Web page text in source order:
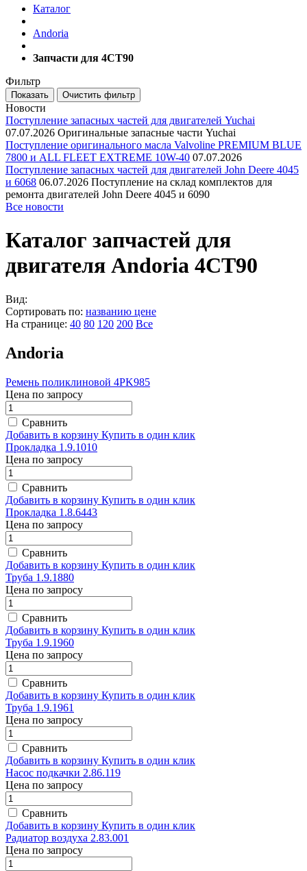
Каталог
Andoria
Запчасти для 4CT90
Фильтр
Новости
Поступление запасных частей для двигателей Yuchai
07.07.2026 Оригинальные запасные части Yuchai
Поступление оригинального масла Valvoline PREMIUM BLUE
7800 и ALL FLEET EXTREME 10W-40 07.07.2026
Поступление запасных частей для двигателей John Deere 4045
и 6068 06.07.2026 Поступление на склад комплектов для
ремонта двигателей John Deere 4045 и 6090
Все новости
Каталог запчастей для
двигателя Andoria 4CT90
Вид:
Сортировать по: названию цене
На странице: 40 80 120 200 Все
Andoria
Ремень поликлиновой 4PK985
Цена по запросу
Сравнить
Добавить в корзину Купить в один клик
Прокладка 1.9.1010
Цена по запросу
Сравнить
Добавить в корзину Купить в один клик
Прокладка 1.8.6443
Цена по запросу
Сравнить
Добавить в корзину Купить в один клик
Труба 1.9.1880
Цена по запросу
Сравнить
Добавить в корзину Купить в один клик
Труба 1.9.1960
Цена по запросу
Сравнить
Добавить в корзину Купить в один клик
Труба 1.9.1961
Цена по запросу
Сравнить
Добавить в корзину Купить в один клик
Насос подкачки 2.86.119
Цена по запросу
Сравнить
Добавить в корзину Купить в один клик
Радиатор воздуха 2.83.001
Цена по запросу